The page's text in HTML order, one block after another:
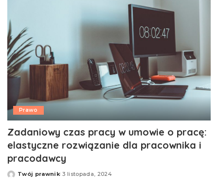
Prawo
Zadaniowy czas pracy w umowie o pracę:
elastyczne rozwiązanie dla pracownika i
pracodawcy
Opublikowane
Twój prawnik 3 listopada, 2024